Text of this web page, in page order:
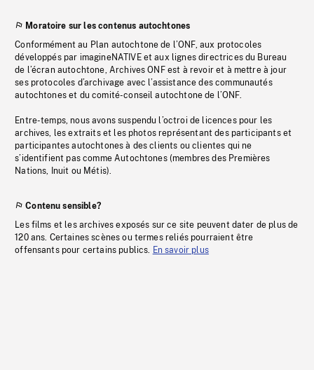
Moratoire sur les contenus autochtones
Conformément au Plan autochtone de l’ONF, aux protocoles
développés par imagineNATIVE et aux lignes directrices du Bureau
de l’écran autochtone, Archives ONF est à revoir et à mettre à jour
ses protocoles d’archivage avec l’assistance des communautés
autochtones et du comité-conseil autochtone de l’ONF.
Entre-temps, nous avons suspendu l’octroi de licences pour les
archives, les extraits et les photos représentant des participants et
participantes autochtones à des clients ou clientes qui ne
s’identifient pas comme Autochtones (membres des Premières
Nations, Inuit ou Métis).
Contenu sensible?
Les films et les archives exposés sur ce site peuvent dater de plus de
120 ans. Certaines scènes ou termes reliés pourraient être
offensants pour certains publics. En savoir plus